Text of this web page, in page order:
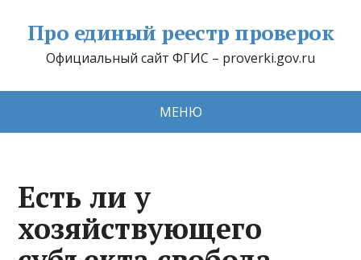
Про единый реестр проверок
Официальный сайт ФГИС – proverki.gov.ru
МЕНЮ
Есть ли у
хозяйствующего